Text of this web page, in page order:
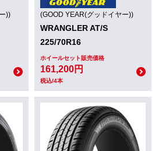
)) (GOOD YEAR(グッドイヤー))
WRANGLER AT/S
225/70R16
ホイールセット販売価格
161,200円
税込/4本